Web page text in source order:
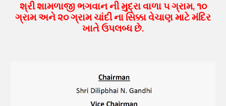
શ્રી શામળાજી ભગવાન ની મુદ્રા વાળા ૫ ગ્રામ, ૧૦
ગ્રામ અને ૨૦ ગ્રામ ચાંદી ના સિક્કા વેચાણ માટે મંદિર
ખાતે ઉપલબ્ધ છે.